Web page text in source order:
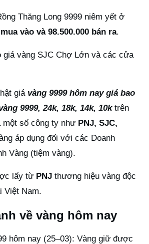
Thăng Long 9999 niêm yết ở
vào và 98.500.000 bán ra.
giá vàng SJC Chợ Lớn và các cửa
giá vàng 9999 hôm nay giá bao
9999, 24k, 18k, 14k, 10ktrên
một số công ty như PNJ, SJC,
áp dụng đối với các Doanh
Vàng (tiệm vàng).
lấy từ PNJ thương hiệu vàng độc
Việt Nam.
về vàng hôm nay
hôm nay (25–03): Vàng giữ được